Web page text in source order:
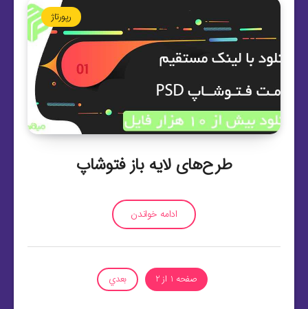
رپورتاژ
طرح‌های لایه باز فتوشاپ
ادامه خواندن
صفحه 1 از 2 بعدي